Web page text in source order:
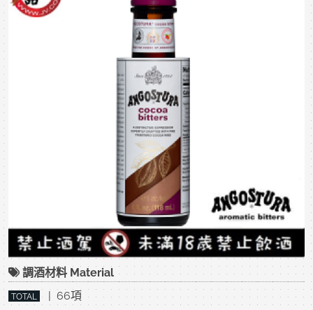
調酒材料 Material
TOTAL | 66項